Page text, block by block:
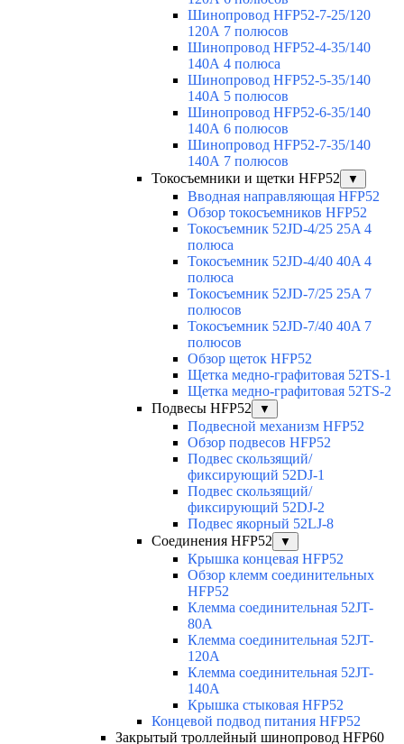
Шинопровод HFP52-7-25/120
120А 7 полюсов
Шинопровод HFP52-4-35/140
140А 4 полюса
Шинопровод HFP52-5-35/140
140А 5 полюсов
Шинопровод HFP52-6-35/140
140А 6 полюсов
Шинопровод HFP52-7-35/140
140А 7 полюсов
Токосъемники и щетки HFP52
▼
Вводная направляющая HFP52
Обзор токосъемников HFP52
Токосъемник 52JD-4/25 25A 4
полюса
Токосъемник 52JD-4/40 40A 4
полюса
Токосъемник 52JD-7/25 25A 7
полюсов
Токосъемник 52JD-7/40 40A 7
полюсов
Обзор щеток HFP52
Щетка медно-графитовая 52TS-1
Щетка медно-графитовая 52TS-2
Подвесы HFP52
▼
Подвесной механизм HFP52
Обзор подвесов HFP52
Подвес скользящий/
фиксирующий 52DJ-1
Подвес скользящий/
фиксирующий 52DJ-2
Подвес якорный 52LJ-8
Соединения HFP52
▼
Крышка концевая HFP52
Обзор клемм соединительных
HFP52
Клемма соединительная 52JT-
80A
Клемма соединительная 52JT-
120A
Клемма соединительная 52JT-
140A
Крышка стыковая HFP52
Концевой подвод питания HFP52
Закрытый троллейный шинопровод HFP60